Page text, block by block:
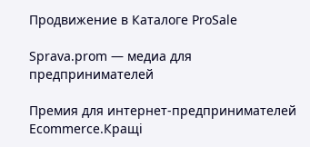
Продвижение в Каталоге ProSale
Sprava.prom — медиа для
предпринимателей
Премия для интернет-предпринимателей
Ecommerce.Кращі